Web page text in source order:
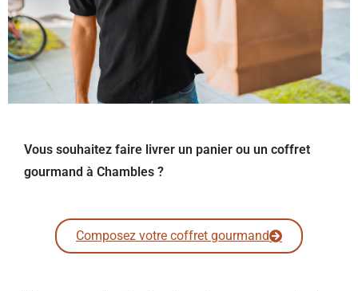
Vous souhaitez faire livrer un panier ou un coffret
gourmand à Chambles ?
Composez votre coffret gourmand